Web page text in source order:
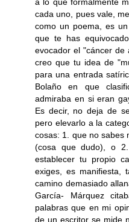
cada uno, pues vale,
como un poema, es
que te has
evocador el "cáncer de
creo que tu idea de
para una entrada
Bolaño en que
admiraba en si eran
Es decir, no deja de
pero elevarlo a la
cosas: 1. que no sabes
(cosa que dudo), o
establecer tu propio
exiges, es manifiesta,
camino demasiado
García- Márquez
palabras que en mi
de un escritor se mide